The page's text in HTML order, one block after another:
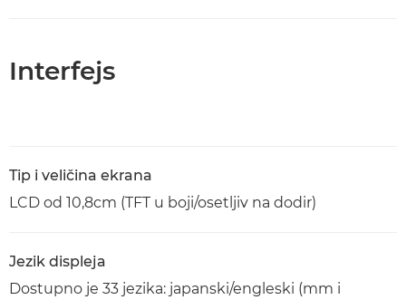
Interfejs
Tip i veličina ekrana
LCD od 10,8cm (TFT u boji/osetljiv na dodir)
Jezik displeja
Dostupno je 33 jezika: japanski/engleski (mm i